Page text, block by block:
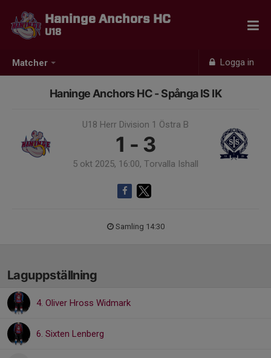
Matcher Logga in
Haninge Anchors HC
U18
Haninge Anchors HC - Spånga IS IK
U18 Herr Division 1 Östra B
1 - 3
5 okt 2025, 16:00, Torvalla Ishall
Samling 14:30
Laguppställning
4. Oliver Hross Widmark
6. Sixten Lenberg